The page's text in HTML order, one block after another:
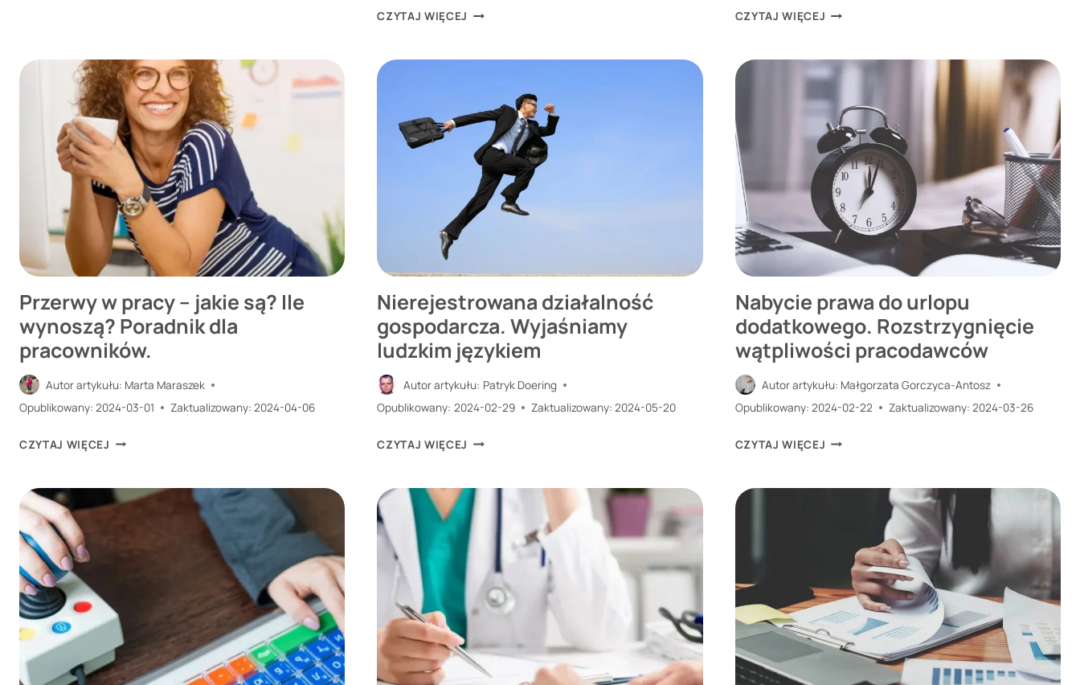
LABIRYNT
RODZINNYCH
POWIĄZAŃ
CZYTAJ WIĘCEJ ZAŚWIADCZENIE
NIEKARALNOŚCI.
INFORMACYJNY
DLA
OBYWATELI
OBCOKRAJOWCÓW
CZYTAJ WIĘCEJ ILE
ZASIŁEK
DLA
BEZROBOTNYCH
W
2026
R.
OD
CZEGO
ZALEŻY
KWOTA?
Przerwy w pracy – jakie są? Ile
wynoszą? Poradnik dla
pracowników.
Autor artykułu: Marta Maraszek
Opublikowany: 2024-03-01 Zaktualizowany: 2024-04-06
CZYTAJ WIĘCEJ PRZERWY
PRACY
–
PORADNIK
DLA
PRACOWNIKÓW.
Nierejestrowana działalność
gospodarcza. Wyjaśniamy
ludzkim językiem
Autor artykułu: Patryk Doering
Opublikowany: 2024-02-29 Zaktualizowany: 2024-05-20
CZYTAJ WIĘCEJ NIEREJESTROWANA
GOSPODARCZA.
WYJAŚNIAMY
LUDZKIM
JĘZYKIEM
Nabycie prawa do urlopu
dodatkowego. Rozstrzygnięcie
wątpliwości pracodawców
Autor artykułu: Małgorzata Gorczyca-Antosz
Opublikowany: 2024-02-22 Zaktualizowany: 2024-03-26
CZYTAJ WIĘCEJ NABYCIE
DO
DODATKOWEGO.
ROZSTRZYGNIĘCIE
WĄTPLIWOŚCI
PRACODAWCÓW